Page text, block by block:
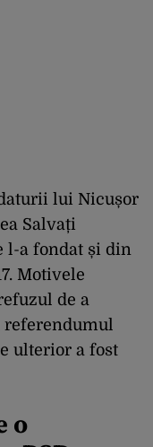
lui Nicușor
Salvați
l-a fondat și din
Motivele
de a
ulterior a fost
o